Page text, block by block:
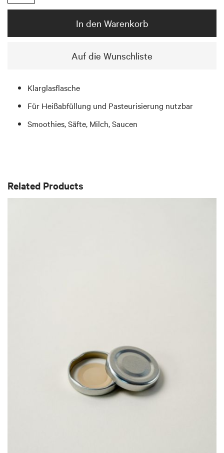
In den Warenkorb
Auf die Wunschliste
Klarglasflasche
Für Heißabfüllung und Pasteurisierung nutzbar
Smoothies, Säfte, Milch, Saucen
Related Products